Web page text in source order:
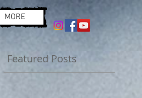
MORE
Featured Posts